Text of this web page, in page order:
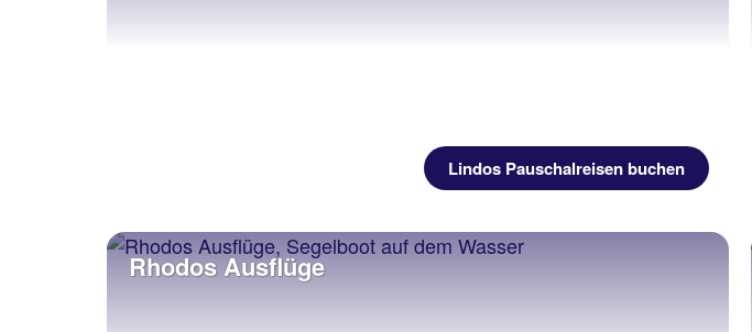
Lindos Pauschalreisen buchen
Rhodos Ausflüge